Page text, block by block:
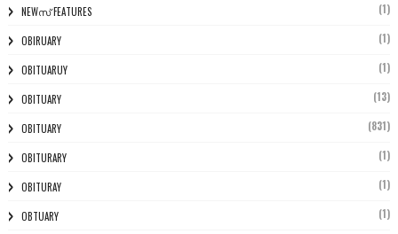
NEWസ് FEATURES (1)
OBIRUARY (1)
OBITUARUY (1)
OBITUARY (13)
OBITUARY (831)
OBITURARY (1)
OBITURAY (1)
OBTUARY (1)